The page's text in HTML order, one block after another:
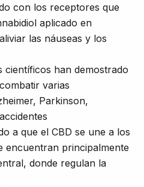
con los receptores que
aplicado en
las náuseas y los
científicos han demostrado
varias
Parkinson,
a que el CBD se une a los
encuentran principalmente
donde regulan la